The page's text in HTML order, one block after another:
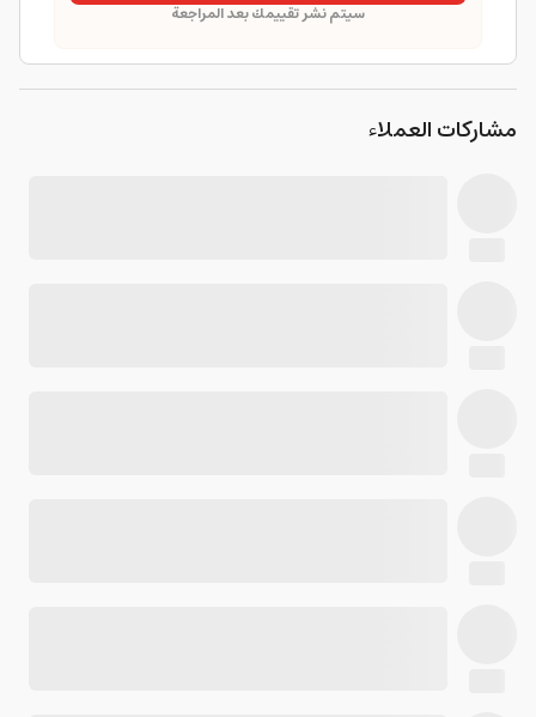
سيتم نشر تقييمك بعد المراجعة
مشاركات العملاء